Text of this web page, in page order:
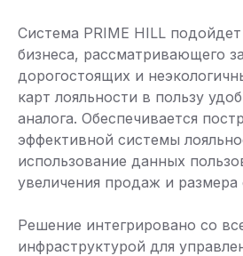
Система PRIME HILL
бизнеса, рассматривающего
дорогостоящих и
карт лояльности в пользу
аналога. Обеспечивается
эффективной системы
использование данных
увеличения продаж и размера
Решение интегрировано со
инфраструктурой для